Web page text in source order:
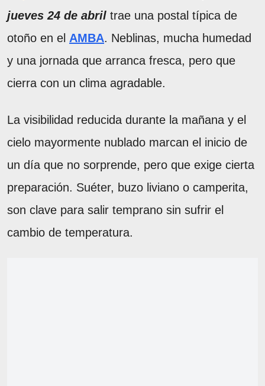
jueves 24 de abril trae una postal típica de
otoño en el AMBA. Neblinas, mucha humedad
y una jornada que arranca fresca, pero que
cierra con un clima agradable.
La visibilidad reducida durante la mañana y el
cielo mayormente nublado marcan el inicio de
un día que no sorprende, pero que exige cierta
preparación. Suéter, buzo liviano o camperita,
son clave para salir temprano sin sufrir el
cambio de temperatura.